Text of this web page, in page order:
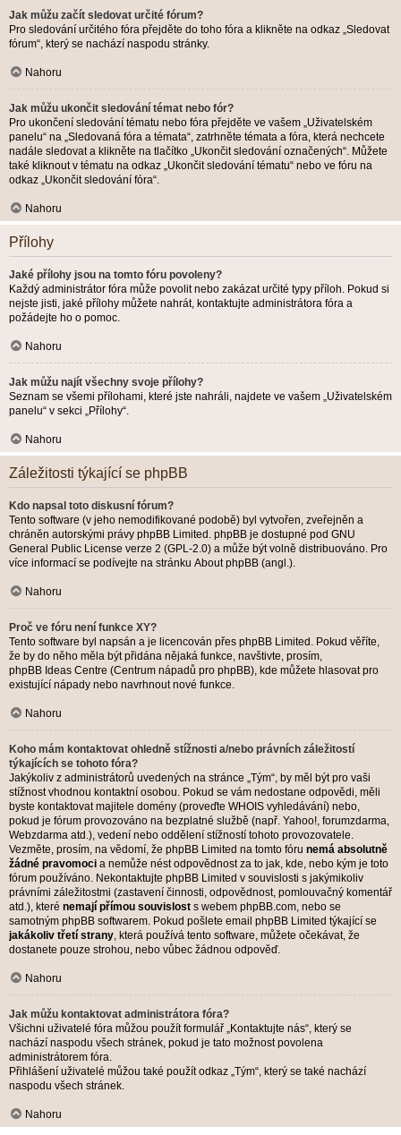
Jak můžu začít sledovat určité fórum?
Pro sledování určitého fóra přejděte do toho fóra a klikněte na odkaz „Sledovat
fórum“, který se nachází naspodu stránky.
Nahoru
Jak můžu ukončit sledování témat nebo fór?
Pro ukončení sledování tématu nebo fóra přejděte ve vašem „Uživatelském
panelu“ na „Sledovaná fóra a témata“, zatrhněte témata a fóra, která nechcete
nadále sledovat a klikněte na tlačítko „Ukončit sledování označených“. Můžete
také kliknout v tématu na odkaz „Ukončit sledování tématu“ nebo ve fóru na
odkaz „Ukončit sledování fóra“.
Nahoru
Přílohy
Jaké přílohy jsou na tomto fóru povoleny?
Každý administrátor fóra může povolit nebo zakázat určité typy příloh. Pokud si
nejste jisti, jaké přílohy můžete nahrát, kontaktujte administrátora fóra a
požádejte ho o pomoc.
Nahoru
Jak můžu najít všechny svoje přílohy?
Seznam se všemi přílohami, které jste nahráli, najdete ve vašem „Uživatelském
panelu“ v sekci „Přílohy“.
Nahoru
Záležitosti týkající se phpBB
Kdo napsal toto diskusní fórum?
Tento software (v jeho nemodifikované podobě) byl vytvořen, zveřejněn a
chráněn autorskými právy phpBB Limited . phpBB je dostupné pod GNU
General Public License verze 2 (GPL-2.0) a může být volně distribuováno. Pro
více informací se podívejte na stránku About phpBB (angl.).
Nahoru
Proč ve fóru není funkce XY?
Tento software byl napsán a je licencován přes phpBB Limited. Pokud věříte,
že by do něho měla být přidána nějaká funkce, navštivte, prosím,
phpBB Ideas Centre (Centrum nápadů pro phpBB), kde můžete hlasovat pro
existující nápady nebo navrhnout nové funkce.
Nahoru
Koho mám kontaktovat ohledně stížnosti a/nebo právních záležitostí
týkajících se tohoto fóra?
Jakýkoliv z administrátorů uvedených na stránce „Tým“, by měl být pro vaši
stížnost vhodnou kontaktní osobou. Pokud se vám nedostane odpovědi, měli
byste kontaktovat majitele domény (proveďte WHOIS vyhledávání) nebo,
pokud je fórum provozováno na bezplatné službě (např. Yahoo!, forumzdarma,
Webzdarma atd.), vedení nebo oddělení stížností tohoto provozovatele.
Vezměte, prosím, na vědomí, že phpBB Limited na tomto fóru nemá absolutně
žádné pravomoci a nemůže nést odpovědnost za to jak, kde, nebo kým je toto
fórum používáno. Nekontaktujte phpBB Limited v souvislosti s jakýmikoliv
právními záležitostmi (zastavení činnosti, odpovědnost, pomlouvačný komentář
atd.), které nemají přímou souvislost s webem phpBB.com, nebo se
samotným phpBB softwarem. Pokud pošlete email phpBB Limited týkající se
jakákoliv třetí strany, která používá tento software, můžete očekávat, že
dostanete pouze strohou, nebo vůbec žádnou odpověď.
Nahoru
Jak můžu kontaktovat administrátora fóra?
Všichni uživatelé fóra můžou použít formulář „Kontaktujte nás“, který se
nachází naspodu všech stránek, pokud je tato možnost povolena
administrátorem fóra.
Přihlášení uživatelé můžou také použít odkaz „Tým“, který se také nachází
naspodu všech stránek.
Nahoru